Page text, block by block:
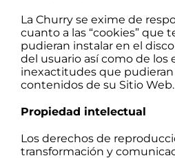
La Churry se exime de
cuanto a las “cookies” que
pudieran instalar en el
del usuario así como de los
inexactitudes que pudieran
contenidos de su Sitio Web.
Propiedad intelectual
Los derechos de
transformación y